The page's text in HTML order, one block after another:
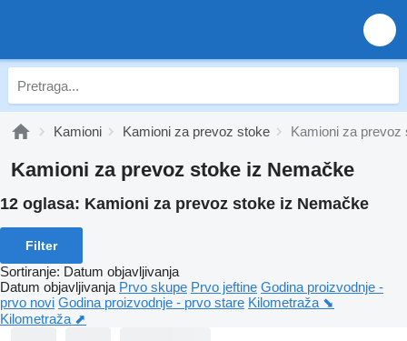
Kamioni Kamioni za prevoz stoke Kamioni za
Kamioni za prevoz stoke iz Nemačke
12 oglasa: Kamioni za prevoz stoke iz Nemačke
Filter
Sortiranje: Datum objavljivanja
Datum objavljivanja Prvo skupe Prvo jeftine Godina proizvodnje -
prvo novi Godina proizvodnje - prvo stare Kilometraža ⬊
Kilometraža ⬈